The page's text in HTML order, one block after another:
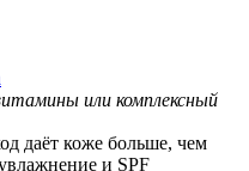
или комплексный
даёт коже больше, чем
и SPF